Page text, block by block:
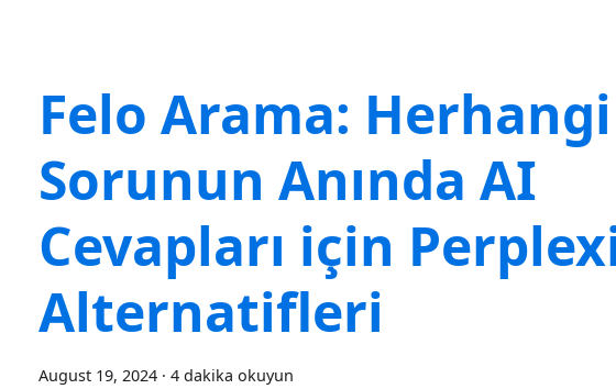
Felo Arama:
Sorunun Anında AI
Cevapları için
Alternatifleri
August 19, 2024 · 4 dakika okuyun